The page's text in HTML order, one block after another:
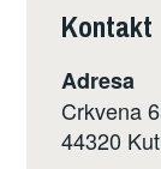
Kontakt
Adresa
Crkvena
44320